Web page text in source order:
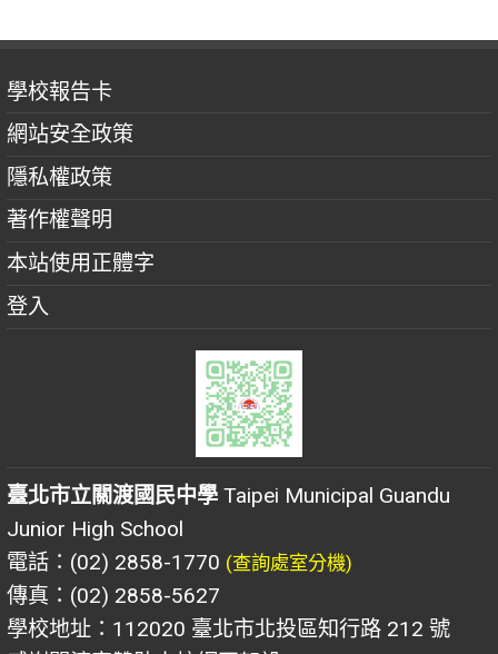
學校報告卡
網站安全政策
隱私權政策
著作權聲明
本站使用正體字
登入
臺北市立關渡國民中學 Taipei Municipal Guandu
Junior High School
電話：(02) 2858-1770 (查詢處室分機)
傳真：(02) 2858-5627
學校地址：112020 臺北市北投區知行路 212 號